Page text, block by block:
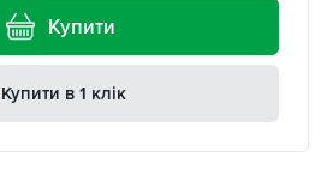
Купити
Купити в 1 клік